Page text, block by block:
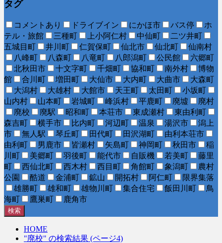
タグ
コメントあり ドライブイン にかほ市 バス停
ホ
テル・旅館
三種町 上小阿仁村 中仙町
二ツ井町
五城目町
井川町 仁賀保町 仙北市 仙北町
仙南村
八峰町
八森町 八竜町 八郎潟町 公民館
六郷町
北秋田市
十文字町 千畑町 協和町 南外村
博物
館
合川町 増田町 大仙市 大内町 大曲市
大森町
大潟村
大雄村 大館市 天王町 太田町
小坂町
山内村
山本町 岩城町 峰浜村 平鹿町 廃墟
廃村
廃校
廃駅 昭和町 本荘市 東成瀬村
東由利町
森吉町
横手市 比内町 河辺町 温泉 湯沢市
潟上
市
無人駅 琴丘町 田代町 田沢湖町
由利本荘市
由利町
男鹿市 皆瀬村 矢島町 神岡町 秋田市
稲
川町
美郷町 羽後町 能代市 自販機 若美町
藤里
町
西仙北町 西木村 西目町 角館町 象潟町
農村
公園
酷道 金浦町 鉱山 開拓村 阿仁町
限界集落
雄勝町
雄和町 雄物川町 集合住宅 飯田川町
鳥
海町
鷹巣町 鹿角市
検索
HOME
"廃校" の検索結果 (ページ4)